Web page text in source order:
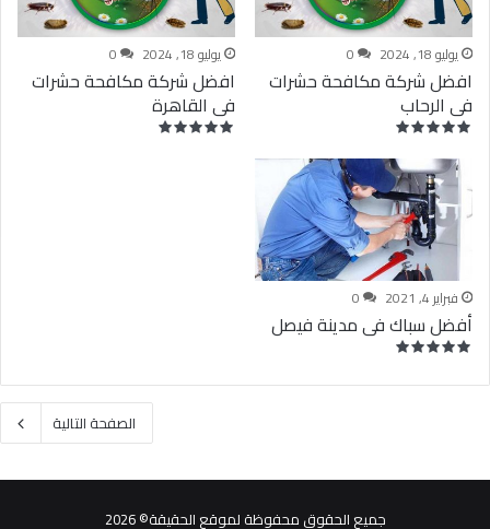
يوليو 18, 2024 0
افضل شركة مكافحة حشرات
فى الرحاب
يوليو 18, 2024 0
افضل شركة مكافحة حشرات
فى القاهرة
فبراير 4, 2021 0
أفضل سباك فى مدينة فيصل
الصفحة التالية
جميع الحقوق محفوظة لموقع الحقيقة© 2026